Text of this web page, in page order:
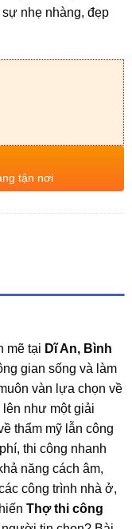
nhẹ nhàng, đẹp
tận nơi
mẽ tại Dĩ An, Bình
gian sống và làm
vàn lựa chọn về
như một giải
thẩm mỹ lẫn công
thi công nhanh
năng cách âm,
công trình nhà ở,
Thợ thi công